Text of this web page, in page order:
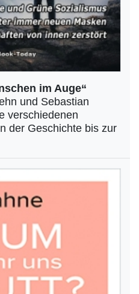
im Auge“
und Sebastian
verschiedenen
der Geschichte bis zur